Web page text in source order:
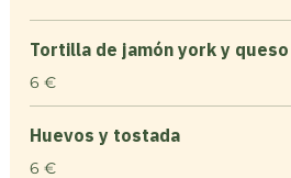
Tortilla de jamón york y queso
6 €
Huevos y tostada
6 €